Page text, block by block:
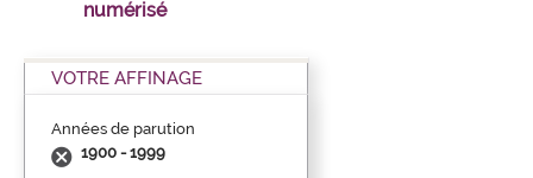
numérisé
VOTRE AFFINAGE
Années de parution
1900 - 1999